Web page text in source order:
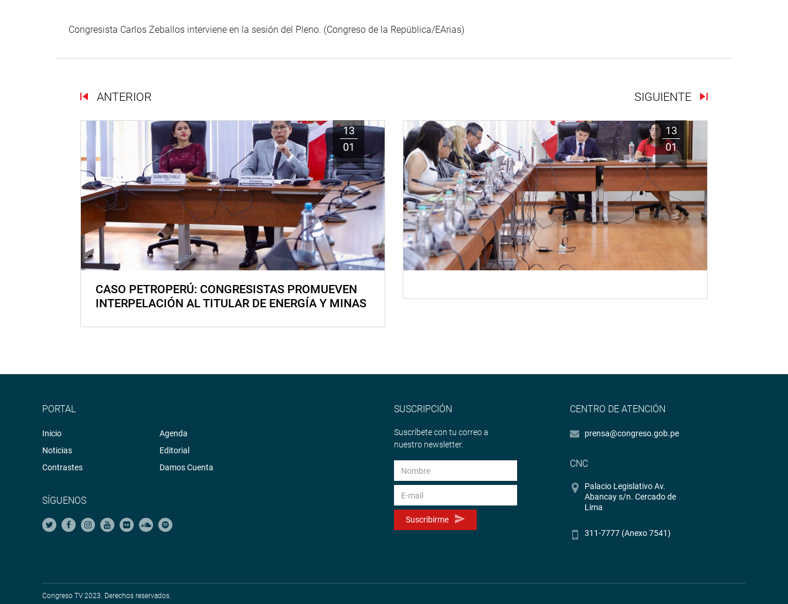
Congresista Carlos Zeballos interviene en la sesión del Pleno. (Congreso de la República/EArias)
ANTERIOR SIGUIENTE
13
01
CASO PETROPERÚ: CONGRESISTAS PROMUEVEN
INTERPELACIÓN AL TITULAR DE ENERGÍA Y MINAS
13
01
PORTAL
Inicio
Noticias
Contrastes
Agenda
Editorial
Damos Cuenta
SÍGUENOS
SUSCRIPCIÓN
Suscríbete con tu correo a
nuestro newsletter.
Suscribirme
CENTRO DE ATENCIÓN
prensa@congreso.gob.pe
CNC
Palacio Legislativo Av.
Abancay s/n. Cercado de
Lima
311-7777 (Anexo 7541)
Congreso TV 2023. Derechos reservados.